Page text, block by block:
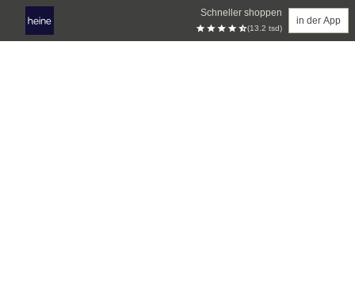
Schneller shoppen
(13.2 tsd)
in der App